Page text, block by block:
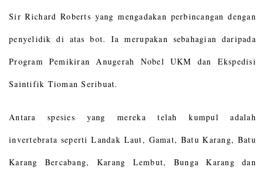
Sir Richard Roberts yang mengadakan perbincangan dengan
penyelidik di atas bot. Ia merupakan sebahagian daripada
Program Pemikiran Anugerah Nobel UKM dan Ekspedisi
Saintifik Tioman Seribuat.
Antara spesies yang mereka telah kumpul adalah
invertebrata seperti Landak Laut, Gamat, Batu Karang, Batu
Karang Bercabang, Karang Lembut, Bunga Karang dan